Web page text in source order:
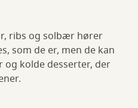
ribs og solbær hører
som de er, men de kan
kolde desserter, der